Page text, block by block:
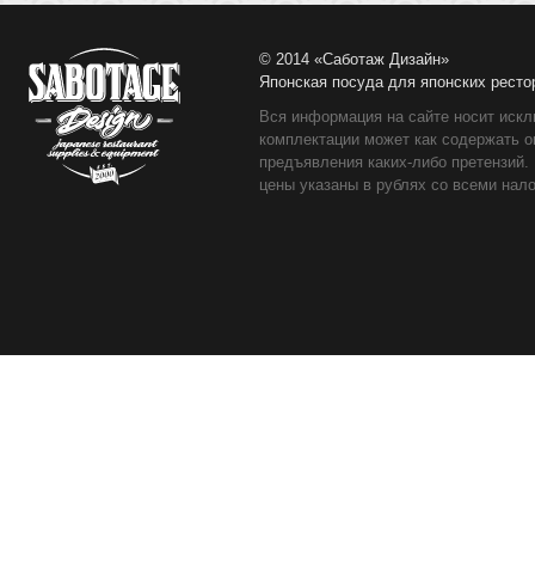
© 2014 «Саботаж Дизайн»
Японская посуда для японских
Вся информация на сайте носит
комплектации может как содержать
предъявления каких-либо
цены указаны в рублях со всеми